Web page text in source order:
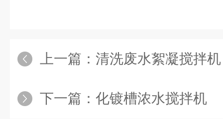
上一篇： 清洗废水絮凝搅拌机
下一篇： 化镀槽浓水搅拌机